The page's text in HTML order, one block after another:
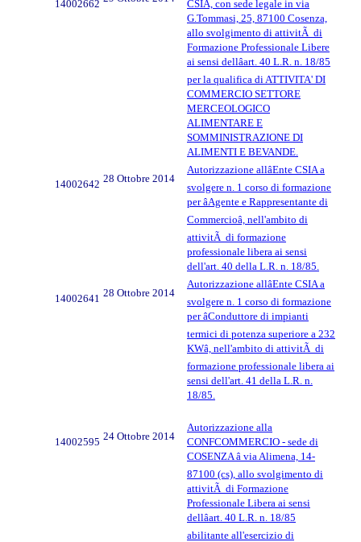
14002662
CSIA, con sede legale in via
G.Tommasi, 25, 87100 Cosenza,
allo svolgimento di attivitÃ di
Formazione Professionale Libere
ai sensi dellâart. 40 L.R. n. 18/85
per la qualifica di ATTIVITA' DI
COMMERCIO SETTORE
MERCEOLOGICO
ALIMENTARE E
SOMMINISTRAZIONE DI
ALIMENTI E BEVANDE.
14002642 28 Ottobre 2014
Autorizzazione allâEnte CSIA a
svolgere n. 1 corso di formazione
per âAgente e Rappresentante di
Commercioâ, nell'ambito di
attivitÃ di formazione
professionale libera ai sensi
dell'art. 40 della L.R. n. 18/85.
14002641 28 Ottobre 2014
Autorizzazione allâEnte CSIA a
svolgere n. 1 corso di formazione
per âConduttore di impianti
termici di potenza superiore a 232
KWâ, nell'ambito di attivitÃ di
formazione professionale libera ai
sensi dell'art. 41 della L.R. n.
18/85.
14002595 24 Ottobre 2014
Autorizzazione alla
CONFCOMMERCIO - sede di
COSENZA â via Alimena, 14-
87100 (cs), allo svolgimento di
attivitÃ di Formazione
Professionale Libera ai sensi
dellâart. 40 L.R. n. 18/85
abilitante all'esercizio di